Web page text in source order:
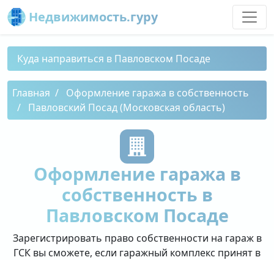
Недвижимость.гуру
Куда направиться в Павловском Посаде
Главная
Оформление гаража в собственность
Павловский Посад (Московская область)
Оформление гаража в
собственность в
Павловском Посаде
Зарегистрировать право собственности на гараж в
ГСК вы сможете, если гаражный комплекс принят в